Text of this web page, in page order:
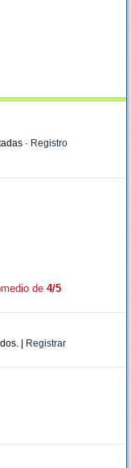
· Registro
de 4/5
| Registrar